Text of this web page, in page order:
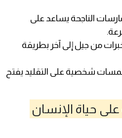
الناجحة يساعد على
من جيل إلى آخر بطريقة
لمسات شخصية على التقليد يفتح
حياة الإنسان